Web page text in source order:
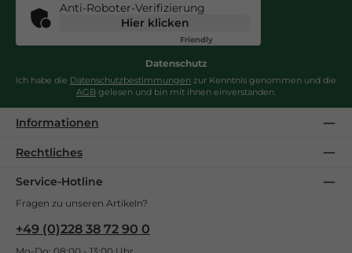
Anti-Roboter-Verifizierung
Hier klicken
Friendly
Datenschutz
Ich habe die Datenschutzbestimmungen zur Kenntnis genommen und die
AGB gelesen und bin mit ihnen einverstanden.
Informationen
Rechtliches
Service-Hotline
Fragen zu unseren Artikeln?
+49 (0)228 38 72 90 0